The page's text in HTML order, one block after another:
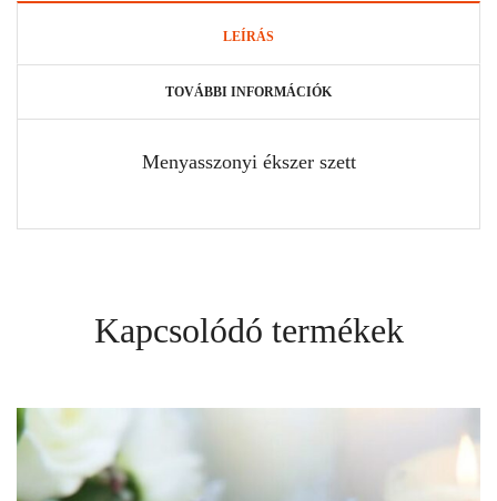
LEÍRÁS
TOVÁBBI INFORMÁCIÓK
Menyasszonyi ékszer szett
Kapcsolódó termékek